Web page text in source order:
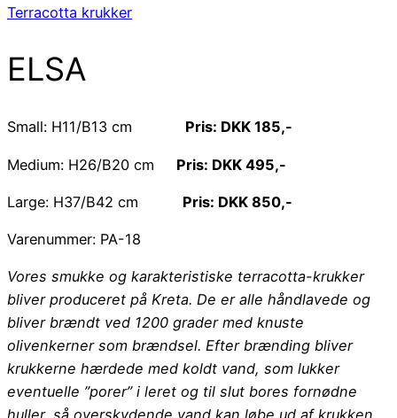
Terracotta krukker
ELSA
Small: H11/B13 cm Pris: DKK 185,-
Medium: H26/B20 cm Pris: DKK 495,-
Large: H37/B42 cm Pris: DKK 850,-
Varenummer: PA-18
Vores smukke og karakteristiske terracotta-krukker
bliver produceret på Kreta. De er alle håndlavede og
bliver brændt ved 1200 grader med knuste
olivenkerner som brændsel. Efter brænding bliver
krukkerne hærdede med koldt vand, som lukker
eventuelle ”porer” i leret og til slut bores fornødne